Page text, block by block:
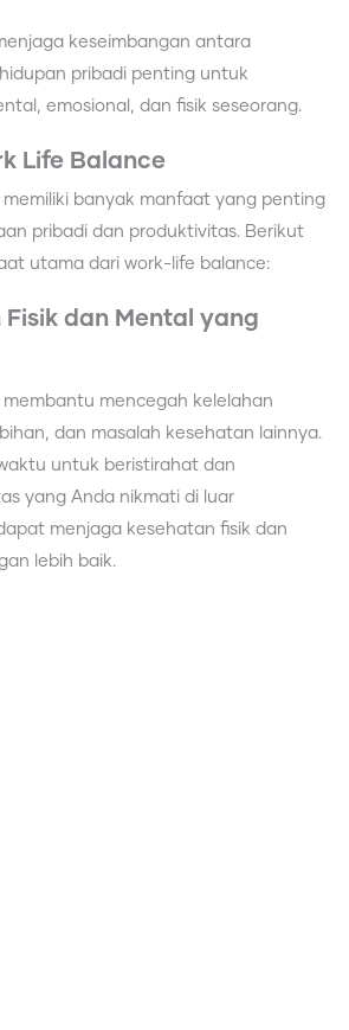
keseimbangan antara
pribadi penting untuk
emosional, dan fisik seseorang.
Life Balance
banyak manfaat yang penting
pribadi dan produktivitas. Berikut
utama dari work-life balance:
Fisik dan Mental yang
mencegah kelelahan
dan masalah kesehatan lainnya.
untuk beristirahat dan
yang Anda nikmati di luar
menjaga kesehatan fisik dan
lebih baik.